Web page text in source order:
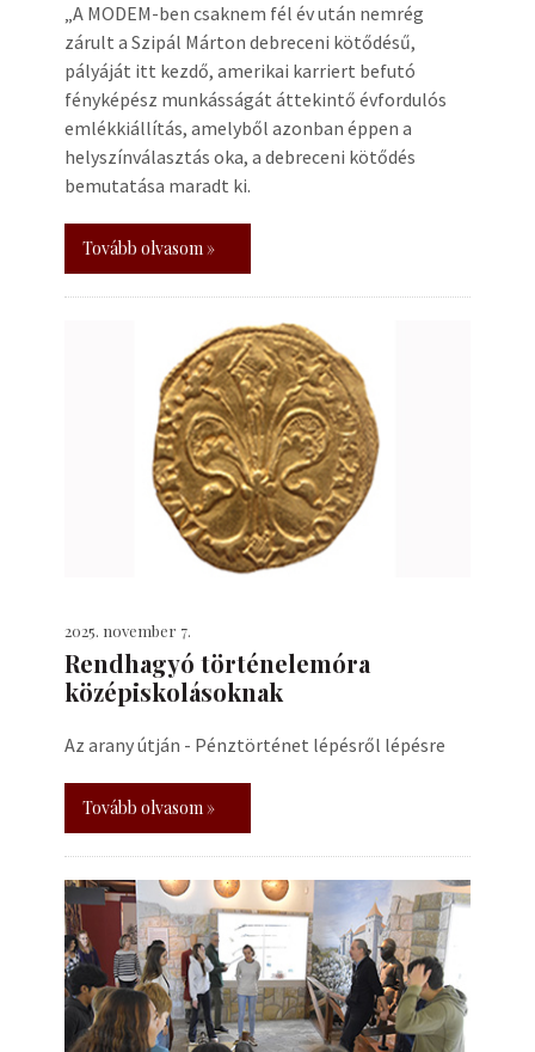
„A MODEM-ben csaknem fél év után nemrég
zárult a Szipál Márton debreceni kötődésű,
pályáját itt kezdő, amerikai karriert befutó
fényképész munkásságát áttekintő évfordulós
emlékkiállítás, amelyből azonban éppen a
helyszínválasztás oka, a debreceni kötődés
bemutatása maradt ki.
Tovább olvasom »
2025. november 7.
Rendhagyó történelemóra
középiskolásoknak
Az arany útján - Pénztörténet lépésről lépésre
Tovább olvasom »